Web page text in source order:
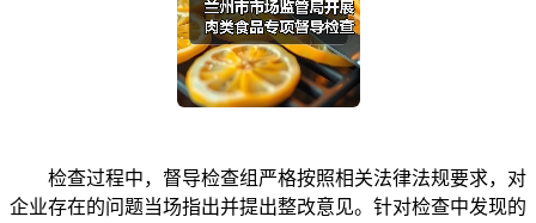
检查过程中，督导检查组严格按照相关法律法规要求，对
企业存在的问题当场指出并提出整改意见。针对检查中发现的